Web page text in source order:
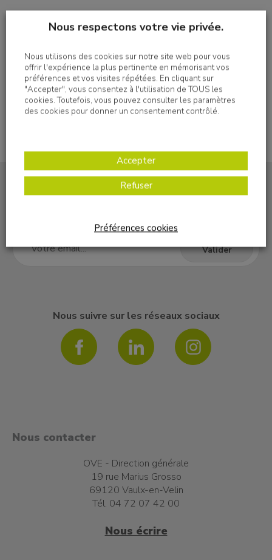
Nous suivre sur les réseaux sociaux
Nous contacter
OVE - Direction générale
19 rue Marius Grosso
69120 Vaulx-en-Velin
Tél. 04 72 07 42 00
Nous écrire
Nous respectons votre vie privée.
Nous utilisons des cookies sur notre site web pour vous
offrir l'expérience la plus pertinente en mémorisant vos
préférences et vos visites répétées. En cliquant sur
"Accepter", vous consentez à l'utilisation de TOUS les
cookies. Toutefois, vous pouvez consulter les paramètres
des cookies pour donner un consentement contrôlé.
Accepter
Refuser
Préférences cookies